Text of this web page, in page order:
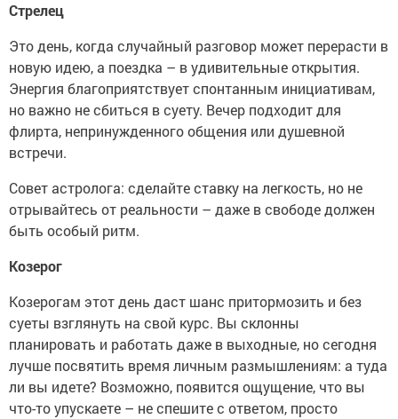
Стрелец
Это день, когда случайный разговор может перерасти в
новую идею, а поездка – в удивительные открытия.
Энергия благоприятствует спонтанным инициативам,
но важно не сбиться в суету. Вечер подходит для
флирта, непринужденного общения или душевной
встречи.
Совет астролога: сделайте ставку на легкость, но не
отрывайтесь от реальности – даже в свободе должен
быть особый ритм.
Козерог
Козерогам этот день даст шанс притормозить и без
суеты взглянуть на свой курс. Вы склонны
планировать и работать даже в выходные, но сегодня
лучше посвятить время личным размышлениям: а туда
ли вы идете? Возможно, появится ощущение, что вы
что-то упускаете – не спешите с ответом, просто